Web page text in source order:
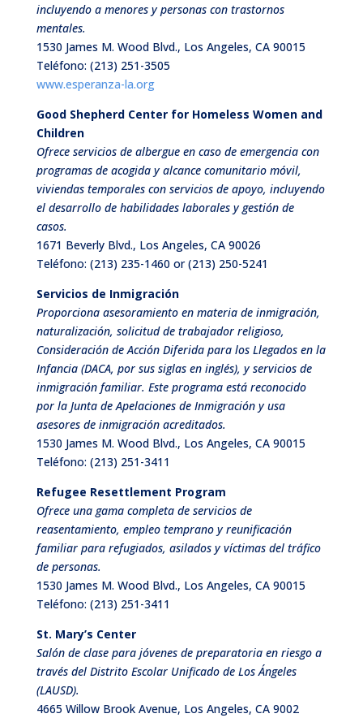
incluyendo a menores y personas con trastornos
mentales.
1530 James M. Wood Blvd., Los Angeles, CA 90015
Teléfono: (213) 251-3505
www.esperanza-la.org
Good Shepherd Center for Homeless Women and
Children
Ofrece servicios de albergue en caso de emergencia con
programas de acogida y alcance comunitario móvil,
viviendas temporales con servicios de apoyo, incluyendo
el desarrollo de habilidades laborales y gestión de
casos.
1671 Beverly Blvd., Los Angeles, CA 90026
Teléfono: (213) 235-1460 or (213) 250-5241
Servicios de Inmigración
Proporciona asesoramiento en materia de inmigración,
naturalización, solicitud de trabajador religioso,
Consideración de Acción Diferida para los Llegados en la
Infancia (DACA, por sus siglas en inglés), y servicios de
inmigración familiar. Este programa está reconocido
por la Junta de Apelaciones de Inmigración y usa
asesores de inmigración acreditados.
1530 James M. Wood Blvd., Los Angeles, CA 90015
Teléfono: (213) 251-3411
Refugee Resettlement Program
Ofrece una gama completa de servicios de
reasentamiento, empleo temprano y reunificación
familiar para refugiados, asilados y víctimas del tráfico
de personas.
1530 James M. Wood Blvd., Los Angeles, CA 90015
Teléfono: (213) 251-3411
St. Mary’s Center
Salón de clase para jóvenes de preparatoria en riesgo a
través del Distrito Escolar Unificado de Los Ángeles
(LAUSD).
4665 Willow Brook Avenue, Los Angeles, CA 9002